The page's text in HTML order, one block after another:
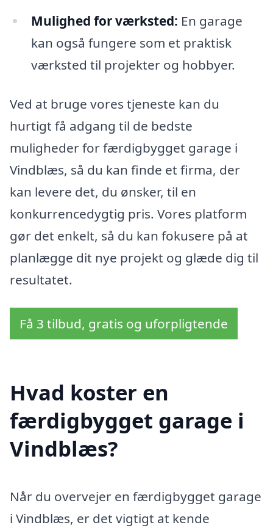
Mulighed for værksted: En garage
kan også fungere som et praktisk
værksted til projekter og hobbyer.
Ved at bruge vores tjeneste kan du
hurtigt få adgang til de bedste
muligheder for færdigbygget garage i
Vindblæs, så du kan finde et firma, der
kan levere det, du ønsker, til en
konkurrencedygtig pris. Vores platform
gør det enkelt, så du kan fokusere på at
planlægge dit nye projekt og glæde dig til
resultatet.
Få 3 tilbud, gratis og uforpligtende
Hvad koster en
færdigbygget garage i
Vindblæs?
Når du overvejer en færdigbygget garage
i Vindblæs, er det vigtigt at kende